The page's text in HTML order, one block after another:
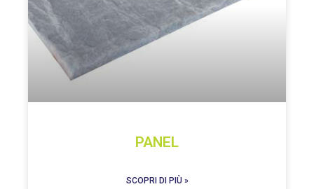
PANEL
SCOPRI DI PIÙ »